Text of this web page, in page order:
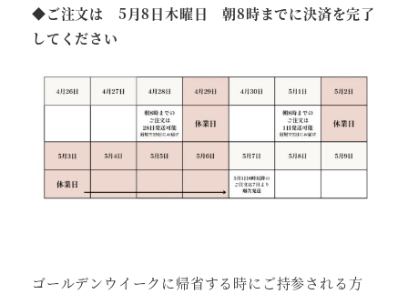
◆ご注文は 5月8日木曜日 朝8時までに決済を完了
してください
ゴールデンウイークに帰省する時にご持参される方